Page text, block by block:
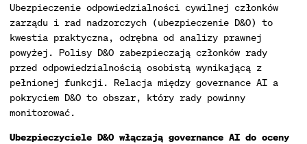
Ubezpieczenie odpowiedzialności cywilnej członków
zarządu i rad nadzorczych (ubezpieczenie D&O) to
kwestia praktyczna, odrębna od analizy prawnej
powyżej. Polisy D&O zabezpieczają członków rady
przed odpowiedzialnością osobistą wynikającą z
pełnionej funkcji. Relacja między governance AI a
pokryciem D&O to obszar, który rady powinny
monitorować.
Ubezpieczyciele D&O włączają governance AI do oceny